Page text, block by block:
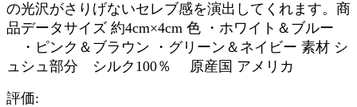
の光沢がさりげないセレブ感を演出してくれます。商
品データサイズ 約4cm×4cm 色 ・ホワイト＆ブルー
・ピンク＆ブラウン ・グリーン＆ネイビー 素材 シ
ュシュ部分 シルク100％ 原産国 アメリカ
評価: